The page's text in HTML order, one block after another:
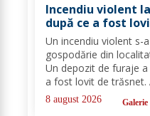
Incendiu violent
după ce a fost
Un incendiu violent s-
gospodărie din
Un depozit de furaje
a fost lovit de
ora 22:00. La caz s-
pompierii din cadrul...
8 august 2026